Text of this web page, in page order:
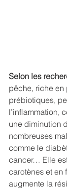
Selon les
pêche, riche
prébiotiques,
l’inflammation,
une diminution
nombreuses
comme le
cancer… Elle
carotènes et en
augmente la